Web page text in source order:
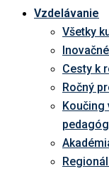
Vzdelávanie
Všetky
Cesty k
Ročný
Koučing